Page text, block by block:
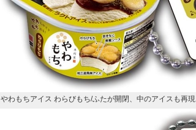
やわもちアイス わらびもち/ふたが開閉、中のアイスも再現